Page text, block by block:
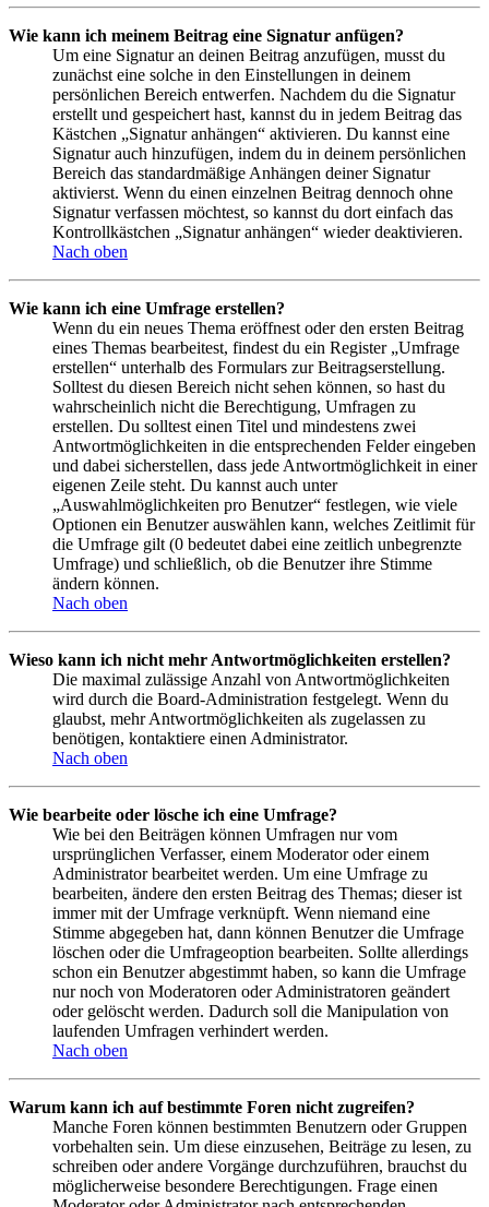
Wie kann ich meinem Beitrag eine Signatur anfügen?
Um eine Signatur an deinen Beitrag anzufügen, musst du
zunächst eine solche in den Einstellungen in deinem
persönlichen Bereich entwerfen. Nachdem du die Signatur
erstellt und gespeichert hast, kannst du in jedem Beitrag das
Kästchen „Signatur anhängen“ aktivieren. Du kannst eine
Signatur auch hinzufügen, indem du in deinem persönlichen
Bereich das standardmäßige Anhängen deiner Signatur
aktivierst. Wenn du einen einzelnen Beitrag dennoch ohne
Signatur verfassen möchtest, so kannst du dort einfach das
Kontrollkästchen „Signatur anhängen“ wieder deaktivieren.
Nach oben
Wie kann ich eine Umfrage erstellen?
Wenn du ein neues Thema eröffnest oder den ersten Beitrag
eines Themas bearbeitest, findest du ein Register „Umfrage
erstellen“ unterhalb des Formulars zur Beitragserstellung.
Solltest du diesen Bereich nicht sehen können, so hast du
wahrscheinlich nicht die Berechtigung, Umfragen zu
erstellen. Du solltest einen Titel und mindestens zwei
Antwortmöglichkeiten in die entsprechenden Felder eingeben
und dabei sicherstellen, dass jede Antwortmöglichkeit in einer
eigenen Zeile steht. Du kannst auch unter
„Auswahlmöglichkeiten pro Benutzer“ festlegen, wie viele
Optionen ein Benutzer auswählen kann, welches Zeitlimit für
die Umfrage gilt (0 bedeutet dabei eine zeitlich unbegrenzte
Umfrage) und schließlich, ob die Benutzer ihre Stimme
ändern können.
Nach oben
Wieso kann ich nicht mehr Antwortmöglichkeiten erstellen?
Die maximal zulässige Anzahl von Antwortmöglichkeiten
wird durch die Board-Administration festgelegt. Wenn du
glaubst, mehr Antwortmöglichkeiten als zugelassen zu
benötigen, kontaktiere einen Administrator.
Nach oben
Wie bearbeite oder lösche ich eine Umfrage?
Wie bei den Beiträgen können Umfragen nur vom
ursprünglichen Verfasser, einem Moderator oder einem
Administrator bearbeitet werden. Um eine Umfrage zu
bearbeiten, ändere den ersten Beitrag des Themas; dieser ist
immer mit der Umfrage verknüpft. Wenn niemand eine
Stimme abgegeben hat, dann können Benutzer die Umfrage
löschen oder die Umfrageoption bearbeiten. Sollte allerdings
schon ein Benutzer abgestimmt haben, so kann die Umfrage
nur noch von Moderatoren oder Administratoren geändert
oder gelöscht werden. Dadurch soll die Manipulation von
laufenden Umfragen verhindert werden.
Nach oben
Warum kann ich auf bestimmte Foren nicht zugreifen?
Manche Foren können bestimmten Benutzern oder Gruppen
vorbehalten sein. Um diese einzusehen, Beiträge zu lesen, zu
schreiben oder andere Vorgänge durchzuführen, brauchst du
möglicherweise besondere Berechtigungen. Frage einen